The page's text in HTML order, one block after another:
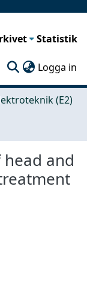
Statistik
Logga in
(E2)
and